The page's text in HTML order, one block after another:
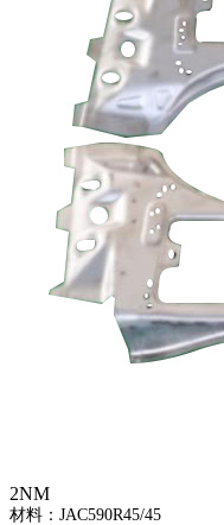
2NM
材料：JAC590R45/45